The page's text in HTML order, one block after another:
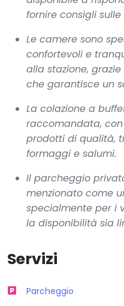
fornire consigli
Le camere sono
confortevoli e
alla stazione,
che garantisce un
La colazione a
raccomandata,
prodotti di qualità,
formaggi e salumi.
Il parcheggio
menzionato come
specialmente per i
la disponibilità sia
Servizi
Parcheggio